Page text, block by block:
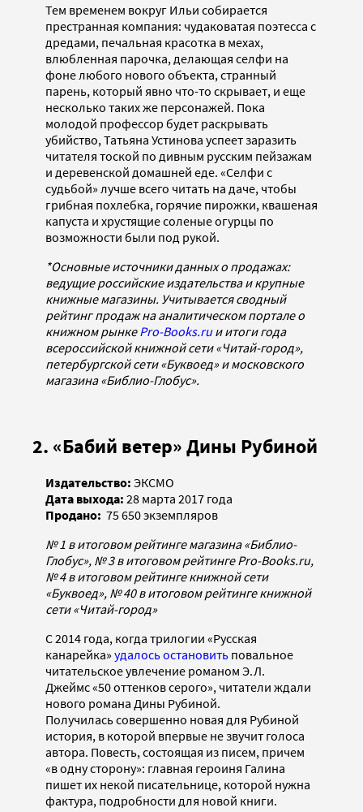
Тем временем вокруг Ильи собирается
престранная компания: чудаковатая поэтесса с
дредами, печальная красотка в мехах,
влюбленная парочка, делающая селфи на
фоне любого нового объекта, странный
парень, который явно что-то скрывает, и еще
несколько таких же персонажей. Пока
молодой профессор будет раскрывать
убийство, Татьяна Устинова успеет заразить
читателя тоской по дивным русским пейзажам
и деревенской домашней еде. «Селфи с
судьбой» лучше всего читать на даче, чтобы
грибная похлебка, горячие пирожки, квашеная
капуста и хрустящие соленые огурцы по
возможности были под рукой.
*Основные источники данных о продажах:
ведущие российские издательства и крупные
книжные магазины. Учитывается сводный
рейтинг продаж на аналитическом портале о
книжном рынкеPro-Books.ruи итоги года
всероссийской книжной сети «Читай-город»,
петербургской сети «Буквоед» и московского
магазина «Библио-Глобус».
2. «Бабий ветер» Дины Рубиной
Издательство: ЭКСМО
Дата выхода: 28 марта 2017 года
Продано: 75 650 экземпляров
№ 1 в итоговом рейтинге магазина «Библио-
Глобус», № 3 в итоговом рейтинге Pro-Books.ru,
№ 4 в итоговом рейтинге книжной сети
«Буквоед», № 40 в итоговом рейтинге книжной
сети «Читай-город»
С 2014 года, когда трилогии «Русская
канарейка» удалось остановить повальное
читательское увлечение романом Э.Л.
Джеймс «50 оттенков серого», читатели ждали
нового романа Дины Рубиной.
Получилась совершенно новая для Рубиной
история, в которой впервые не звучит голоса
автора. Повесть, состоящая из писем, причем
«в одну сторону»: главная героиня Галина
пишет их некой писательнице, которой нужна
фактура, подробности для новой книги.